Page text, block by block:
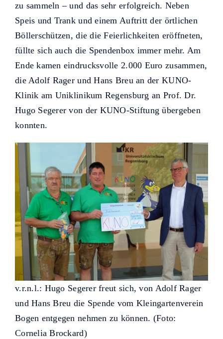
zu sammeln – und das sehr erfolgreich. Neben
Speis und Trank und einem Auftritt der örtlichen
Böllerschützen, die die Feierlichkeiten eröffneten,
füllte sich auch die Spendenbox immer mehr. Am
Ende kamen eindrucksvolle 2.000 Euro zusammen,
die Adolf Rager und Hans Breu an der KUNO-
Klinik am Uniklinikum Regensburg an Prof. Dr.
Hugo Segerer von der KUNO-Stiftung übergeben
konnten.
v.r.n.l.: Hugo Segerer freut sich, von Adolf Rager
und Hans Breu die Spende vom Kleingartenverein
Bogen entgegen nehmen zu können. (Foto:
Cornelia Brockard)